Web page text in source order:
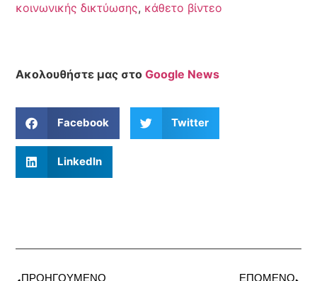
κοινωνικής δικτύωσης, κάθετο βίντεο
Ακολουθήστε μας στοGoogle News
Facebook Twitter
LinkedIn
ΠΡΟΗΓΟΎΜΕΝΟ ΕΠΌΜΕΝΟ